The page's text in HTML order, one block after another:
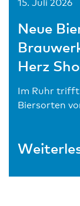
15. Juli 2026
Neue
Herz
Im Ruhr trifft
Biersorten